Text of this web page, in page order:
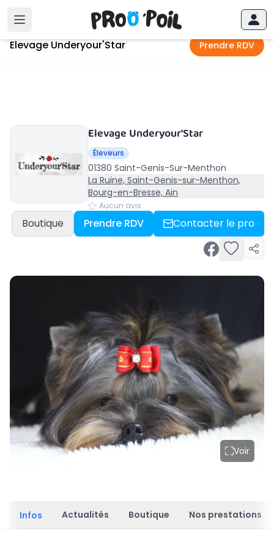
Accueil Saint-Genis-Sur-Menthon›Elevage Underyour'Star
Elevage Underyour'Star Prendre RDV
Elevage Underyour'Star
Éleveurs
01380 Saint-Genis-Sur-Menthon
La Ruine, Saint-Genis-sur-Menthon,
Bourg-en-Bresse, Ain
Aucun avis
Boutique Prendre RDV Contacter le pro
Voir
Infos Actualités Boutique Nos prestations